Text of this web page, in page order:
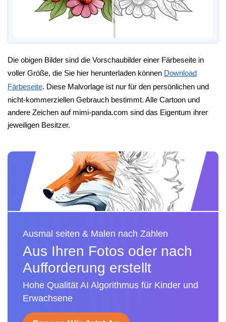
Die obigen Bilder sind die Vorschaubilder einer Färbeseite in
voller Größe, die Sie hier herunterladen können Download
Färbeseite. Diese Malvorlage ist nur für den persönlichen und
nicht-kommerziellen Gebrauch bestimmt. Alle Cartoon und
andere Zeichen auf mimi-panda.com sind das Eigentum ihrer
jeweiligen Besitzer.
Ausmal seiten & Malen nach Zahlen
Aus Ihren Fotos oder nach
Aufforderung erstellt
Hohe Qualität AI Algorithmus für Kinder und
Erwachsene